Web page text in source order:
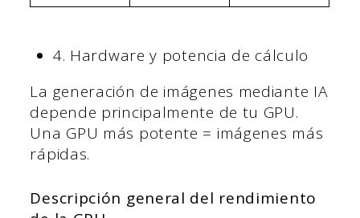
4. Hardware y potencia de cálculo
La generación de imágenes mediante IA
depende principalmente de tu GPU.
Una GPU más potente = imágenes más
rápidas.
Descripción general del rendimiento